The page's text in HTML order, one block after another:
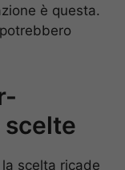
è questa.
scelte
scelta ricade